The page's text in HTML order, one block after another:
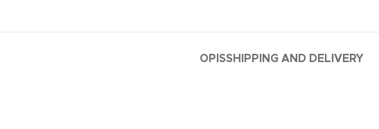
OPISSHIPPING AND DELIVERY